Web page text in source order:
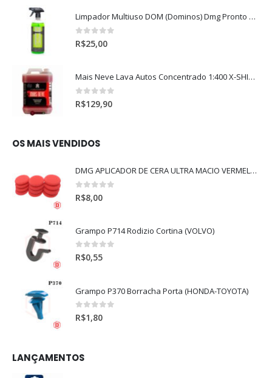
Limpador Multiuso DOM (Dominos) Dmg Pronto P/Uso (500ml)
0 out of 5
R$25,00
Mais Neve Lava Autos Concentrado 1:400 X-SHINE 5Litros
0 out of 5
R$129,90
OS MAIS VENDIDOS
DMG APLICADOR DE CERA ULTRA MACIO VERMELHO l
0 out of 5
R$8,00
Grampo P714 Rodizio Cortina (VOLVO)
0out of 5
R$0,55
Grampo P370 Borracha Porta (HONDA-TOYOTA)
0out of 5
R$1,80
LANÇAMENTOS